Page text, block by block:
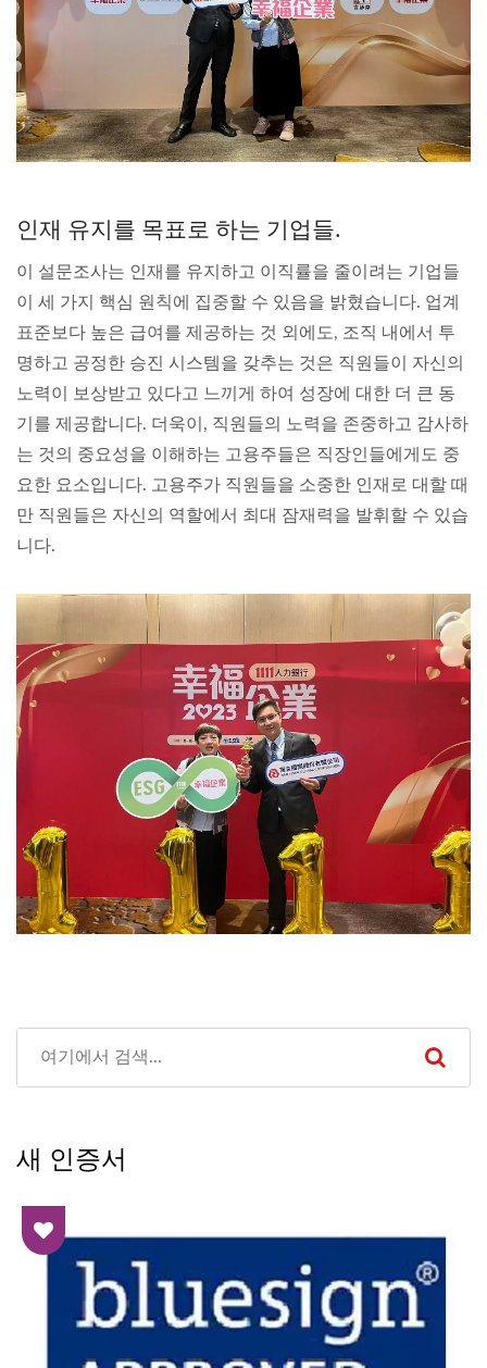
인재 유지를 목표로 하는 기업들.
이 설문조사는 인재를 유지하고 이직률을 줄이려는 기업들
이 세 가지 핵심 원칙에 집중할 수 있음을 밝혔습니다. 업계
표준보다 높은 급여를 제공하는 것 외에도, 조직 내에서 투
명하고 공정한 승진 시스템을 갖추는 것은 직원들이 자신의
노력이 보상받고 있다고 느끼게 하여 성장에 대한 더 큰 동
기를 제공합니다. 더욱이, 직원들의 노력을 존중하고 감사하
는 것의 중요성을 이해하는 고용주들은 직장인들에게도 중
요한 요소입니다. 고용주가 직원들을 소중한 인재로 대할 때
만 직원들은 자신의 역할에서 최대 잠재력을 발휘할 수 있습
니다.
새 인증서